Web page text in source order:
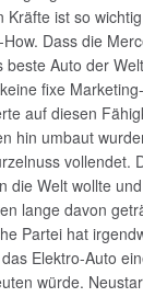
Kräfte ist so
Dass die
beste Auto der
fixe
auf diesen
hin umbaut
vollendet.
die Welt wollte
lange davon
Partei hat
Elektro-Auto
würde.